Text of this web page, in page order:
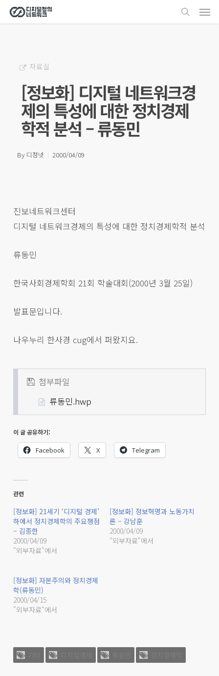
Skip
to
search
자료실
[정보화] 디지털 네트워크경
제의 특성에 대한 정치경제
학적 분석 – 류동민
By 디정넷 2000/04/09
진보네트워크센터
디지털 네트워크경제의 특성에 대한 정치경제학적 분석
류동민
한국사회경제학회 21회 학술대회(2000년 3월 25일)
발표문입니다.
나우누리 한사경 cug에서 퍼왔지요.
첨부파일
류동민.hwp
이 글 공유하기:
Facebook X Telegram
관련
[정보화] 21세기 ‘디지털 경제’
하에서 정치경제학의 주요쟁점
– 김종한
2000/04/09
"외부자료"에서
[정보화] 정보혁명과 노동가치
론 – 강남훈
2000/04/09
"외부자료"에서
[정보화] 자본주의와 정치경제
학(류동민)
2000/04/15
"외부자료"에서